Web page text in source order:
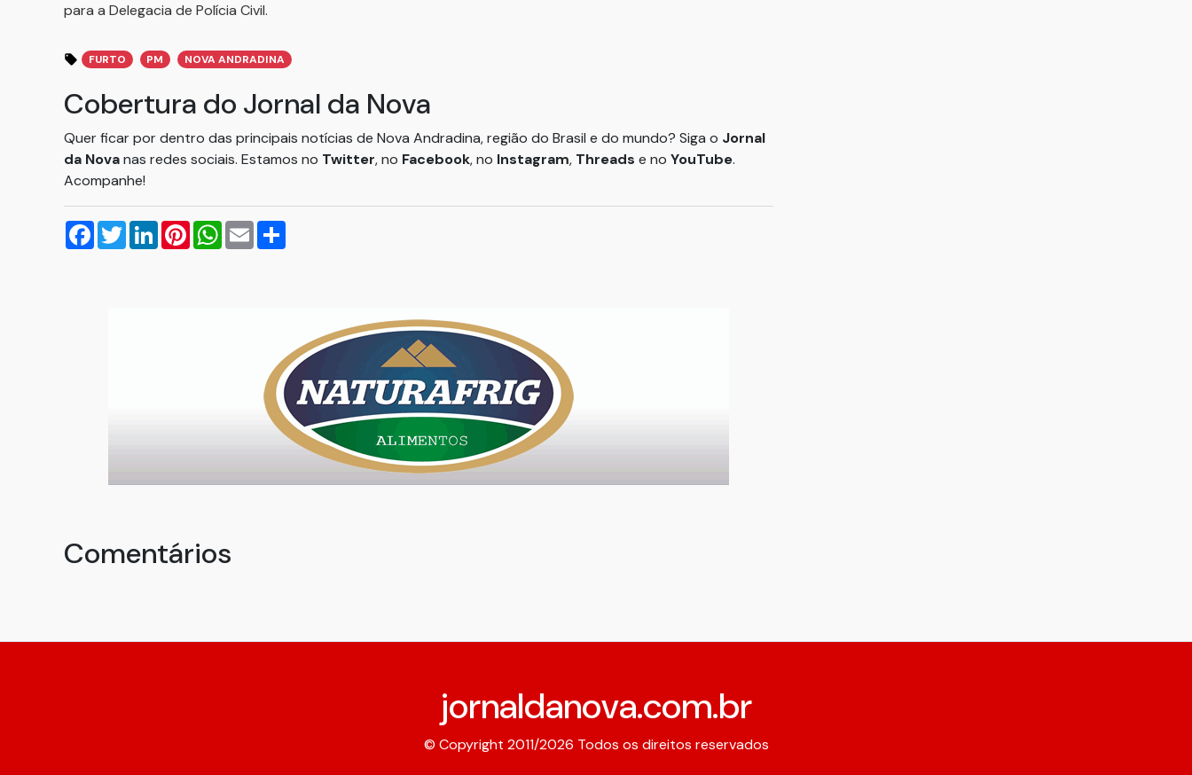
para a Delegacia de Polícia Civil.
FURTO PM NOVA ANDRADINA
Cobertura do Jornal da Nova
Quer ficar por dentro das principais notícias de Nova Andradina, região do Brasil e do mundo? Siga o Jornal
da Novanas redes sociais. Estamos no Twitter, no Facebook, no Instagram, Threads e no YouTube.
Acompanhe!
Facebook
TwitterLinkedInPinterestWhatsApp
Email
Comentários
jornaldanova.com.br
© Copyright 2011/2026 Todos os direitos reservados